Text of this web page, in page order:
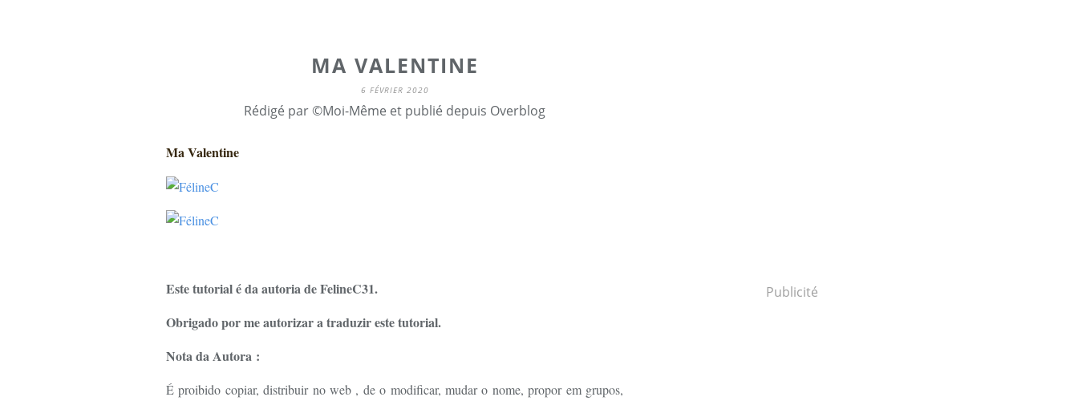
MA VALENTINE
6 FÉVRIER 2020
Rédigé par ©Moi-Même et publié depuis Overblog
Ma Valentine
Este tutorial é da autoria de FelineC31.
Obrigado por me autorizar a traduzir este tutorial.
Nota da Autora :
É proibido copiar, distribuir no web , de o modificar, mudar o nome, propor em grupos,
Publicité